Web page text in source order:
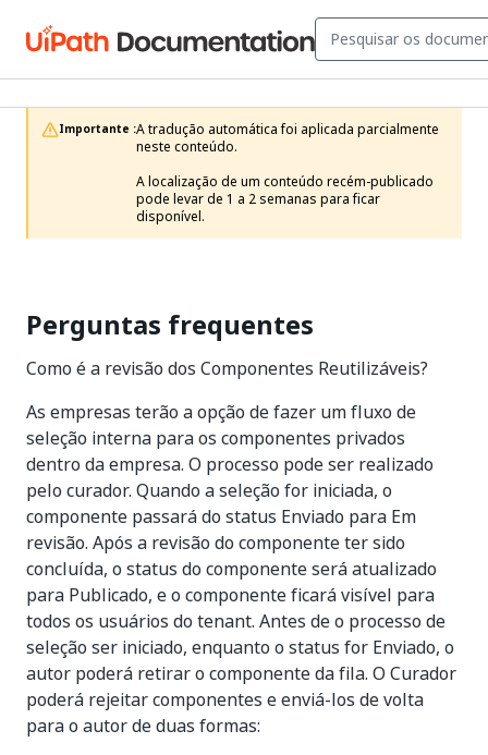
Importante :A tradução automática foi aplicada parcialmente
neste conteúdo.
A localização de um conteúdo recém-publicado
pode levar de 1 a 2 semanas para ficar
disponível.
Perguntas frequentes
Como é a revisão dos Componentes Reutilizáveis?
As empresas terão a opção de fazer um fluxo de
seleção interna para os componentes privados
dentro da empresa. O processo pode ser realizado
pelo curador. Quando a seleção for iniciada, o
componente passará do status Enviado para Em
revisão. Após a revisão do componente ter sido
concluída, o status do componente será atualizado
para Publicado, e o componente ficará visível para
todos os usuários do tenant. Antes de o processo de
seleção ser iniciado, enquanto o status for Enviado, o
autor poderá retirar o componente da fila. O Curador
poderá rejeitar componentes e enviá-los de volta
para o autor de duas formas: